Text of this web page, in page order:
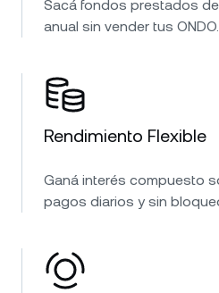
Sacá fondos prestados
anual sin vender tus ONDO.
Rendimiento Flexible
Ganá interés compuesto
pagos diarios y sin